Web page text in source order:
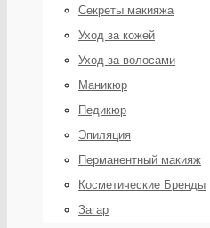
Секреты макияжа
Уход за кожей
Уход за волосами
Маникюр
Педикюр
Эпиляция
Перманентный макияж
Косметические Бренды
Загар